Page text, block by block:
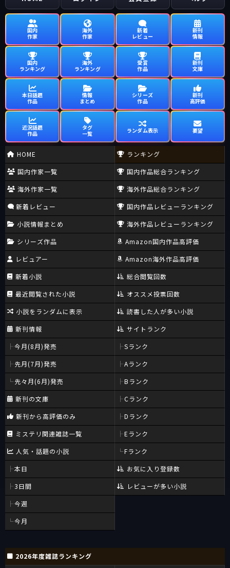
国内
作家
海外
作家
新着
レビュー
新刊
情報
国内
ランキング
海外
ランキング
受賞
作品
新刊
文庫
本日話題
作品
情報
まとめ
シリーズ
作品
新刊
高評価
近況話題
作品
タグ
一覧
ランダム表示 要望
HOME
国内作家一覧
海外作家一覧
新着レビュー
小説情報まとめ
シリーズ作品
レビュアー
新着小説
最近閲覧された小説
小説をランダムに表示
新刊情報
今月(8月)発売
先月(7月)発売
先々月(6月)発売
新刊の文庫
新刊から高評価のみ
ミステリ関連雑誌一覧
人気・話題の小説
本日
3日間
今週
今月
ランキング
国内作品総合ランキング
海外作品総合ランキング
国内作品レビューランキング
海外作品レビューランキング
Amazon国内作品高評価
Amazon海外作品高評価
総合閲覧回数
オススメ投票回数
読書した人が多い小説
サイトランク
Sランク
Aランク
Bランク
Cランク
Dランク
Eランク
Fランク
お気に入り登録数
レビューが多い小説
2026年度雑誌ランキング